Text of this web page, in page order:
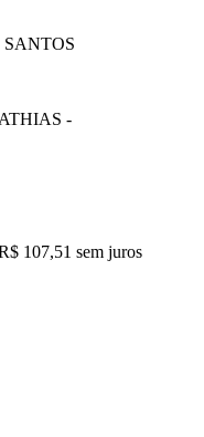
-
107,51 sem juros